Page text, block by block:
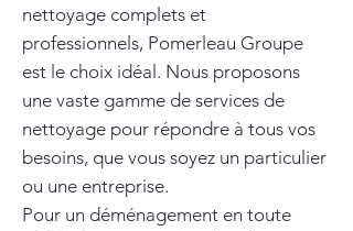
nettoyage complets et
professionnels, Pomerleau Groupe
est le choix idéal. Nous proposons
une vaste gamme de services de
nettoyage pour répondre à tous vos
besoins, que vous soyez un particulier
ou une entreprise.
Pour un déménagement en toute